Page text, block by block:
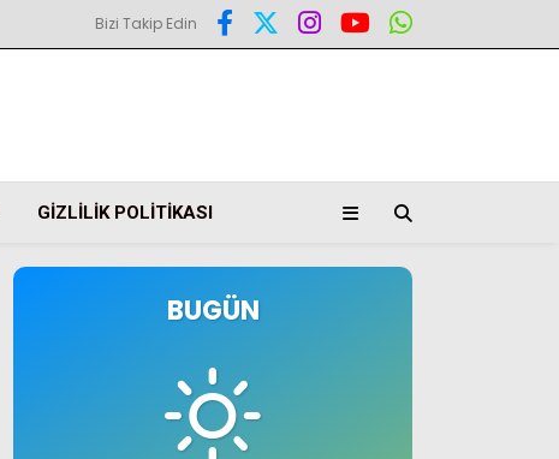
Bizi Takip Edin
GIZLILIK POLITIKASI
BUGÜN